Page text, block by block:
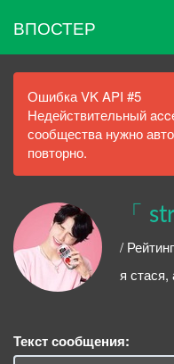
ВПОСТЕР
Ошибка VK API #5
Недействительный
сообщества нужно
повторно.
「
/
я стася,
Текст сообщения: